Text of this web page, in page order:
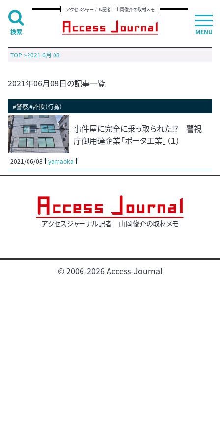
アクセスジャーナル記者 山岡俊介の取材メモ
TOP >2021 6月 08
2021年06月08日の記事一覧
#警察,#詐欺（行為）
事件屋に完全に乗っ取られた!? 警視
庁御用達企業「ポータ工業」（１）
2021/06/08 yamaoka
アクセスジャーナル記者 山岡俊介の取材メモ
© 2006-2026 Access-Journal
MENU
検索